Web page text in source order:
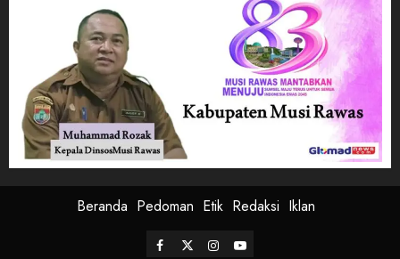
Beranda Pedoman Etik Redaksi Iklan
Facebook
TwitterInstagram
Youtube